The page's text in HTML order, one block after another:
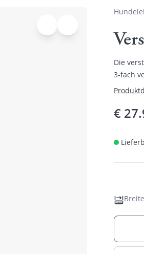
Die
3-fach
leicht in
€
Breite